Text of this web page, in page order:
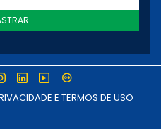
E TERMOS DE USO